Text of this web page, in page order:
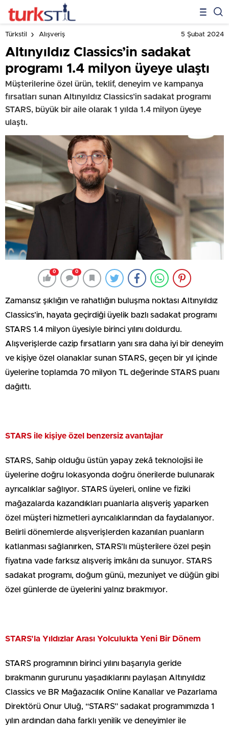
Türkstil Alışveriş 5 Şubat 2024
Altınyıldız Classics’in sadakat
programı 1.4 milyon üyeye ulaştı
Müşterilerine özel ürün, teklif, deneyim ve kampanya
fırsatları sunan Altınyıldız Classics’in sadakat programı
STARS, büyük bir aile olarak 1 yılda 1.4 milyon üyeye
ulaştı.
0 0
Zamansız şıklığın ve rahatlığın buluşma noktası Altınyıldız
Classics’in, hayata geçirdiği üyelik bazlı sadakat programı
STARS 1.4 milyon üyesiyle birinci yılını doldurdu.
Alışverişlerde cazip fırsatların yanı sıra daha iyi bir deneyim
ve kişiye özel olanaklar sunan STARS, geçen bir yıl içinde
üyelerine toplamda 70 milyon TL değerinde STARS puanı
dağıttı.
STARS ile kişiye özel benzersiz avantajlar
STARS, Sahip olduğu üstün yapay zekâ teknolojisi ile
üyelerine doğru lokasyonda doğru önerilerde bulunarak
ayrıcalıklar sağlıyor. STARS üyeleri, online ve fiziki
mağazalarda kazandıkları puanlarla alışveriş yaparken
özel müşteri hizmetleri ayrıcalıklarından da faydalanıyor.
Belirli dönemlerde alışverişlerden kazanılan puanların
katlanması sağlanırken, STARS’lı müşterilere özel peşin
fiyatına vade farksız alışveriş imkânı da sunuyor. STARS
sadakat programı, doğum günü, mezuniyet ve düğün gibi
özel günlerde de üyelerini yalnız bırakmıyor.
STARS’la Yıldızlar Arası Yolculukta Yeni Bir Dönem
STARS programının birinci yılını başarıyla geride
bırakmanın gururunu yaşadıklarını paylaşan Altınyıldız
Classics ve BR Mağazacılık Online Kanallar ve Pazarlama
Direktörü Onur Uluğ, “STARS” sadakat programımızda 1
yılın ardından daha farklı yenilik ve deneyimler ile